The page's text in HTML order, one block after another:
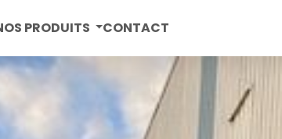
PRODUITS CONTACT